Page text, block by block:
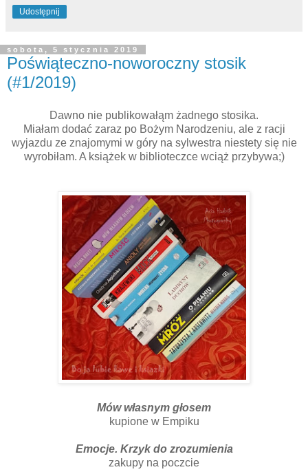
Udostępnij
sobota, 5 stycznia 2019
Poświąteczno-noworoczny stosik
(#1/2019)
Dawno nie publikowałąm żadnego stosika.
Miałam dodać zaraz po Bożym Narodzeniu, ale z racji
wyjazdu ze znajomymi w góry na sylwestra niestety się nie
wyrobiłam. A książek w biblioteczce wciąż przybywa;)
Mów własnym głosem
kupione w Empiku
Emocje. Krzyk do zrozumienia
zakupy na poczcie